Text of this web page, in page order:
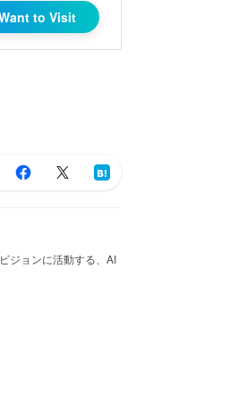
to Visit
ジョンに活動する、AI